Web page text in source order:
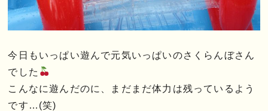
今日もいっぱい遊んで元気いっぱいのさくらんぼさん
でした
こんなに遊んだのに、まだまだ体力は残っているよう
です…(笑)